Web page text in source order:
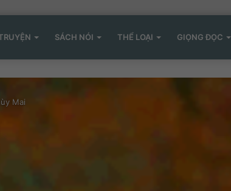
SÁCH NÓI THỂ LOẠI GIỌNG ĐỌC
Mai